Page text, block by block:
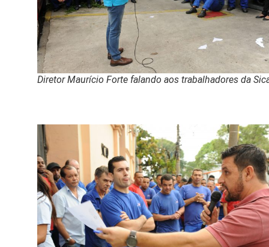
Diretor Maurício Forte falando aos trabalhadores da